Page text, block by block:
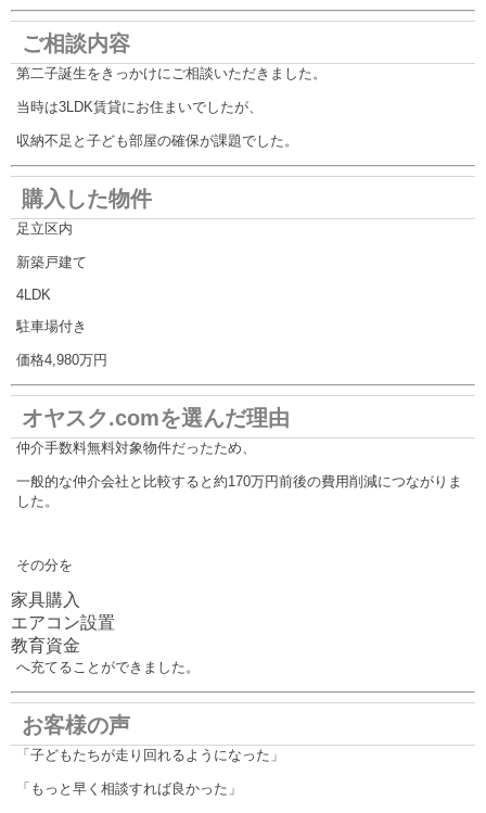
ご相談内容
第二子誕生をきっかけにご相談いただきました。
当時は3LDK賃貸にお住まいでしたが、
収納不足と子ども部屋の確保が課題でした。
購入した物件
足立区内
新築戸建て
4LDK
駐車場付き
価格4,980万円
オヤスク.comを選んだ理由
仲介手数料無料対象物件だったため、
一般的な仲介会社と比較すると約170万円前後の費用削減につながりま
した。
その分を
家具購入
エアコン設置
教育資金
へ充てることができました。
お客様の声
「子どもたちが走り回れるようになった」
「もっと早く相談すれば良かった」